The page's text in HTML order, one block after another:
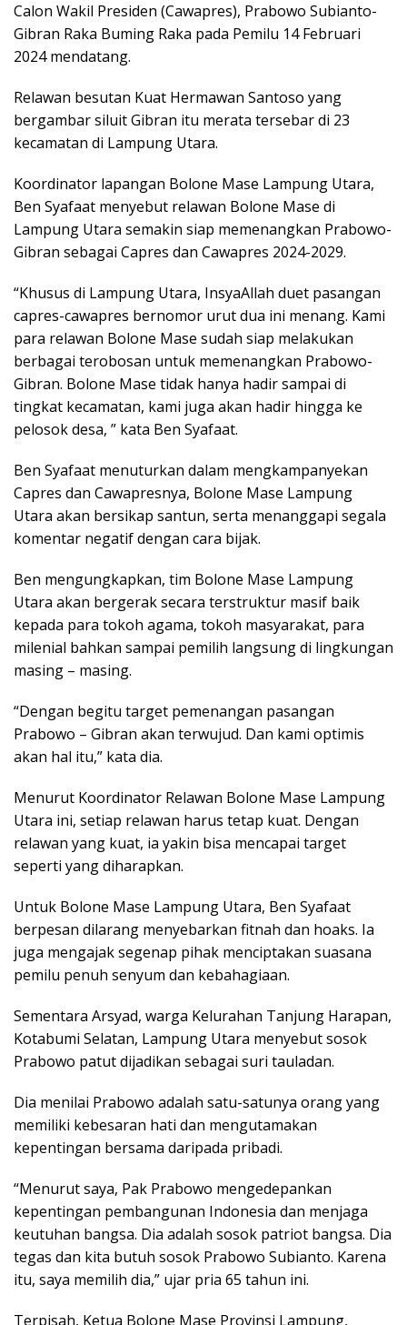
Calon Wakil Presiden (Cawapres), Prabowo Subianto-
Gibran Raka Buming Raka pada Pemilu 14 Februari
2024 mendatang.
Relawan besutan Kuat Hermawan Santoso yang
bergambar siluit Gibran itu merata tersebar di 23
kecamatan di Lampung Utara.
Koordinator lapangan Bolone Mase Lampung Utara,
Ben Syafaat menyebut relawan Bolone Mase di
Lampung Utara semakin siap memenangkan Prabowo-
Gibran sebagai Capres dan Cawapres 2024-2029.
“Khusus di Lampung Utara, InsyaAllah duet pasangan
capres-cawapres bernomor urut dua ini menang. Kami
para relawan Bolone Mase sudah siap melakukan
berbagai terobosan untuk memenangkan Prabowo-
Gibran. Bolone Mase tidak hanya hadir sampai di
tingkat kecamatan, kami juga akan hadir hingga ke
pelosok desa, ” kata Ben Syafaat.
Ben Syafaat menuturkan dalam mengkampanyekan
Capres dan Cawapresnya, Bolone Mase Lampung
Utara akan bersikap santun, serta menanggapi segala
komentar negatif dengan cara bijak.
Ben mengungkapkan, tim Bolone Mase Lampung
Utara akan bergerak secara terstruktur masif baik
kepada para tokoh agama, tokoh masyarakat, para
milenial bahkan sampai pemilih langsung di lingkungan
masing – masing.
“Dengan begitu target pemenangan pasangan
Prabowo – Gibran akan terwujud. Dan kami optimis
akan hal itu,” kata dia.
Menurut Koordinator Relawan Bolone Mase Lampung
Utara ini, setiap relawan harus tetap kuat. Dengan
relawan yang kuat, ia yakin bisa mencapai target
seperti yang diharapkan.
Untuk Bolone Mase Lampung Utara, Ben Syafaat
berpesan dilarang menyebarkan fitnah dan hoaks. Ia
juga mengajak segenap pihak menciptakan suasana
pemilu penuh senyum dan kebahagiaan.
Sementara Arsyad, warga Kelurahan Tanjung Harapan,
Kotabumi Selatan, Lampung Utara menyebut sosok
Prabowo patut dijadikan sebagai suri tauladan.
Dia menilai Prabowo adalah satu-satunya orang yang
memiliki kebesaran hati dan mengutamakan
kepentingan bersama daripada pribadi.
“Menurut saya, Pak Prabowo mengedepankan
kepentingan pembangunan Indonesia dan menjaga
keutuhan bangsa. Dia adalah sosok patriot bangsa. Dia
tegas dan kita butuh sosok Prabowo Subianto. Karena
itu, saya memilih dia,” ujar pria 65 tahun ini.
Terpisah, Ketua Bolone Mase Provinsi Lampung,